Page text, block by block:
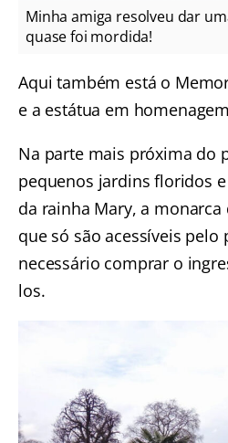
Minha amiga resolveu dar
quase foi mordida!
Aqui também está o
e a estátua em
Na parte mais próxima do
pequenos jardins floridos
da rainha Mary, a
que só são acessíveis pelo
necessário comprar o
los.